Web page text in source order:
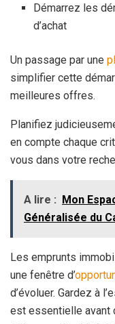
Démarrez les
d’achat
Un passage par une
simplifier cette
meilleures offres.
Planifiez
en compte chaque
vous dans votre
A lire : Mon
Généralisée du
Les emprunts
une fenêtre d’
d’évoluer. Gardez à
est essentielle avant